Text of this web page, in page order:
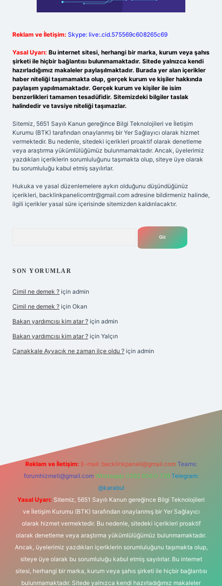
Reklam ve İletişim: Skype: live:.cid.575569c608265c69
Yasal Uyarı: Bu internet sitesi, herhangi bir marka, kurum veya şahıs
şirketi ile hiçbir bağlantısı bulunmamaktadır. Sitede yalnızca kendi
hazırladığımız makaleler paylaşılmaktadır. Burada yer alan içerikler
haber niteliği taşımamakta olup, gerçek kurum ve kişiler hakkında
paylaşım yapılmamaktadır. Gerçek kurum ve kişiler ile isim
benzerlikleri tamamen tesadüfidir. Sitemizdeki bilgiler taslak
halindedir ve tavsiye niteliği taşımazlar.
Sitemiz, 5651 Sayılı Kanun gereğince Bilgi Teknolojileri ve İletişim
Kurumu (BTK) tarafından onaylanmış bir Yer Sağlayıcı olarak hizmet
vermektedir. Bu nedenle, sitedeki içerikleri proaktif olarak denetleme
veya araştırma yükümlülüğümüz bulunmamaktadır. Ancak, üyelerimiz
yazdıkları içeriklerin sorumluluğunu taşımakta olup, siteye üye olarak
bu sorumluluğu kabul etmiş sayılırlar.
Hukuka ve yasal düzenlemelere aykırı olduğunu düşündüğünüz
içerikleri, backlinkpanelicomtr@gmail.com adresine bildirmeniz halinde,
ilgili içerikler yasal süre içerisinde sitemizden kaldırılacaktır.
SON YORUMLAR
Cimil ne demek ? için admin
Cimil ne demek ? için Okan
Bakan yardımcısı kim atar ? için admin
Bakan yardımcısı kim atar ? için Yalçın
Çanakkale Ayvacık ne zaman ilçe oldu ? için admin
Reklam ve İletişim: E-mail: backlinkpaneli@gmail.com Teams:
forumhizmeti@gmail.com Whatsapp: 0262 606 0 726 Telegram:
@karabul
Yasal Uyarı: Sitemiz, 5651 Sayılı Kanun gereğince Bilgi Teknolojileri
ve İletişim Kurumu (BTK) tarafından onaylanmış bir Yer Sağlayıcı
olarak hizmet vermektedir. Bu nedenle, sitedeki içerikleri proaktif
olarak denetleme veya araştırma yükümlülüğümüz bulunmamaktadır.
Ancak, üyelerimiz yazdıkları içeriklerin sorumluluğunu taşımakta olup,
siteye üye olarak bu sorumluluğu kabul etmiş sayılırlar. Bu internet
sitesi, herhangi bir marka, kurum veya şahıs şirketi ile hiçbir bağlantısı
bulunmamaktadır. Sitede yalnızca kendi hazırladığımız makaleler